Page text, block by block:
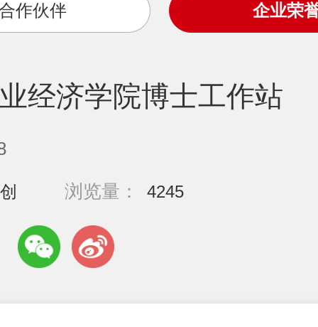
作伙伴 企业荣
经济学院博士工作站
浏览量： 4245